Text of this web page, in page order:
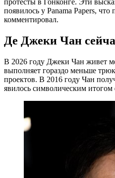
протесты в Гонконге. Эти
появилось у Panama Papers,
комментировал.
Де Джеки Чан
В 2026 году Джеки Чан живет
выполняет гораздо меньше
проектов. В 2016 году Чан
явилось символическим итогом